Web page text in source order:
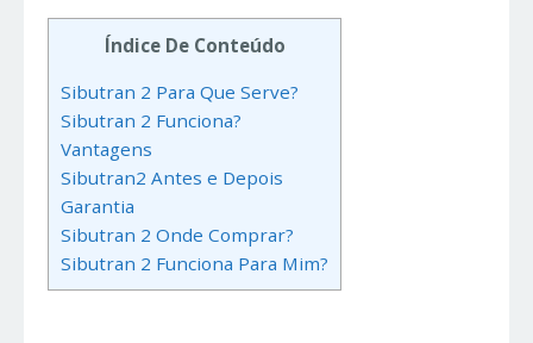
Índice De Conteúdo
Sibutran 2 Para Que Serve?
Sibutran 2 Funciona?
Vantagens
Sibutran2 Antes e Depois
Garantia
Sibutran 2 Onde Comprar?
Sibutran 2 Funciona Para Mim?